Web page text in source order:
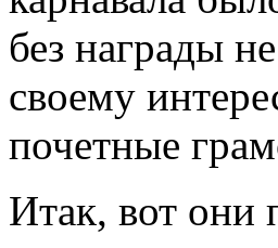
без награды
своему
почетные
Итак, вот они